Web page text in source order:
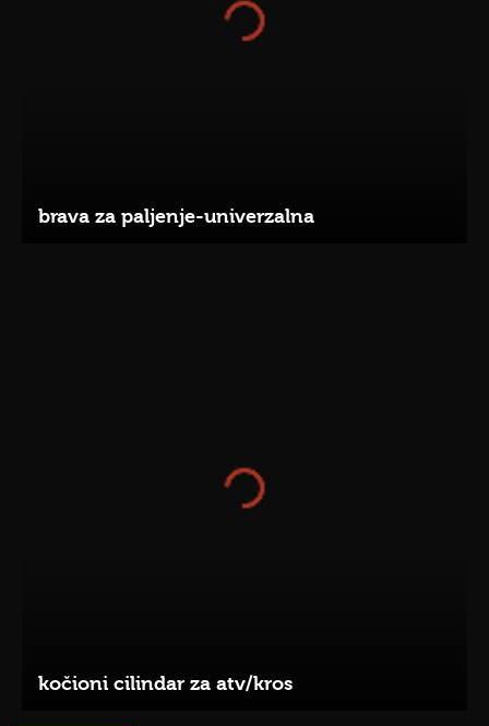
brava za paljenje-univerzalna
kočioni cilindar za atv/kros